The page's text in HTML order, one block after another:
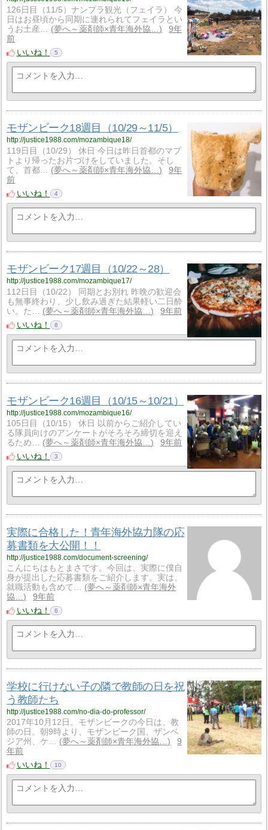
126日目（11/5）ナンプラ観光（フェイラ） 今
日はお昼頃から同期に連れられてフェイラとい
うお土産…
夢へ～薬剤師×青年海外協…
9年
前
いいね！
5
モザンビーク18週目（10/29～11/5）
http://justice1988.com/mozambique18/
119日目（10/29） 休日 今日は昨日首都のマプ
トより帰ったお片づけをしていました。そし
て、首都…
夢へ～薬剤師×青年海外協…
9年
前
いいね！
4
モザンビーク17週目（10/22～28）
http://justice1988.com/mozambique17/
112日目（10/22） 同期とお別れ 昨晩の歓迎会
も無事終わり、少し飲み過ぎた結果軽い二日酔
い。た…
夢へ～薬剤師×青年海外協…
9年前
いいね！
8
モザンビーク16週目（10/15～10/21）
http://justice1988.com/mozambique16/
105日目（10/15） 休日 以前からご紹介してい
る隊員向けのアンケートがそろそろ締切を迎え
るため…
夢へ～薬剤師×青年海外協…
9年前
いいね！
3
実際に合格した！青年海外協力隊の応
募書類を大公開！！
http://justice1988.com/document-screening/
こんにちはもとまさです。今回は、実際に僕自
身が提出した応募書類をご紹介します。実は、
就職活動も含めて…
夢へ～薬剤師×青年海外
協…
9年前
いいね！
6
学校に行けない子の隣で教師の日を祝
う教師たち
http://justice1988.com/no-dia-do-professor/
2017年10月12日。モザンビークの今日は、教
師の日。朝9時より、モザンビーク国、ザンベ
ジア州、ケ…
夢へ～薬剤師×青年海外協…
9
年前
いいね！
10